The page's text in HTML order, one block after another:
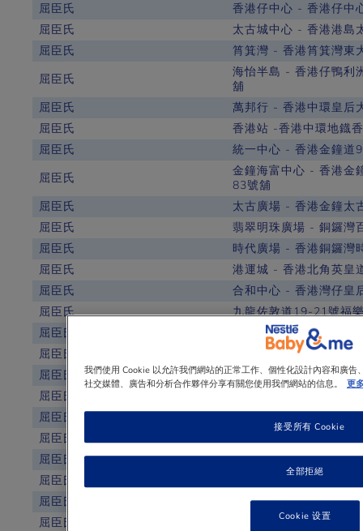
屈臣氏
香港仔中心 - 香港仔中
屈臣氏
太古城中心 - 香港港島
屈臣氏
筲箕灣 - 香港筲箕灣東
屈臣氏
海怡半島 - 香港仔鴨利
舖
屈臣氏
萬邦行 - 香港中環皇后
屈臣氏
香港站 -香港中環地鐡
屈臣氏
統一中心 - 香港金鐘道
屈臣氏
金鐘海富中心 - 香港金
83號舖
屈臣氏
太古廣場 - 香港金鐘太
屈臣氏
翡翠明珠廣場 - 銅鑼灣
屈臣氏
時代廣場 - 香港銅鑼灣
屈臣氏
港運城 - 香港北角英皇
屈臣氏
合和中心 - 香港灣仔皇
屈臣氏
九龍佐敦道19-21號福
屈臣氏
黃埔花園 - 九龍紅磡
屈臣氏
海港城 - 九龍尖沙咀
屈臣氏
將軍澳新都城中心第三
屈臣氏
屈臣氏
旺角 - 九龍旺角彌敦道
屈臣氏
屈臣氏
啟田 - 九龍藍田啟田商
屈臣氏
德田商場 - 九龍碧雲
屈臣氏
尚德 - 將軍澳尚德村
屈臣氏
淘大商場 - 九龍牛頭
我們使用 Cookie 以允許我們網站的正常工作、個性化設計內容和廣
社交媒體、廣告和分析合作夥伴分享有關您使用我們網站的信息。
更
全部拒絕
接受所有 Cookie
Cookie 设置